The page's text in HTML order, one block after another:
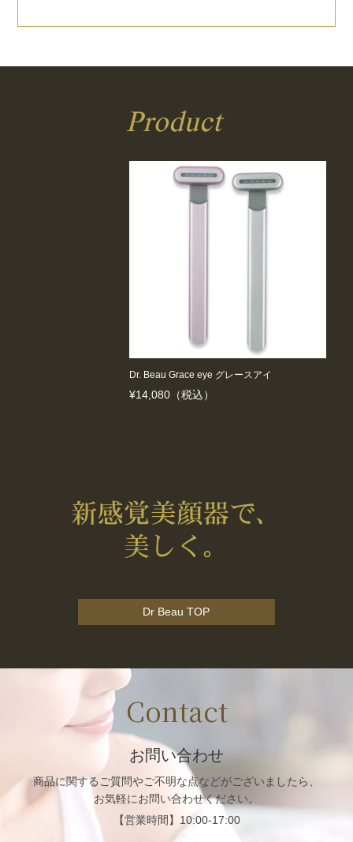
Dr. Beau Grace eye グレースアイ
¥14,080 （税込）
Dr Beau TOP
Contact
お問い合わせ
商品に関するご質問やご不明な点などがございましたら、
お気軽にお問い合わせください。
【営業時間】 10:00-17:00